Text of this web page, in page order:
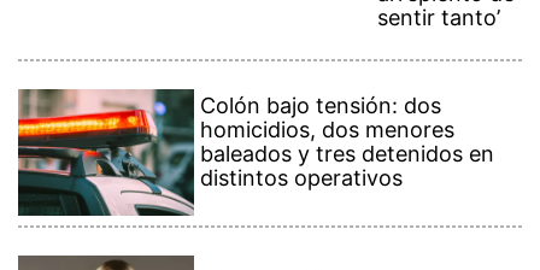
sentir tanto’
Colón bajo tensión: dos
homicidios, dos menores
baleados y tres detenidos en
distintos operativos